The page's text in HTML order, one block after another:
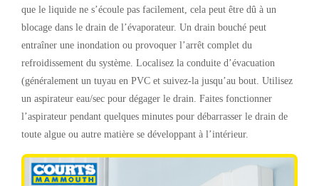
que le liquide ne s’écoule pas facilement, cela peut être dû à un
blocage dans le drain de l’évaporateur. Un drain bouché peut
entraîner une inondation ou provoquer l’arrêt complet du
refroidissement du système. Localisez la conduite d’évacuation
(généralement un tuyau en PVC et suivez-la jusqu’au bout. Utilisez
un aspirateur eau/sec pour dégager le drain. Faites fonctionner
l’aspirateur pendant quelques minutes pour débarrasser le drain de
toute algue ou autre matière se développant à l’intérieur.